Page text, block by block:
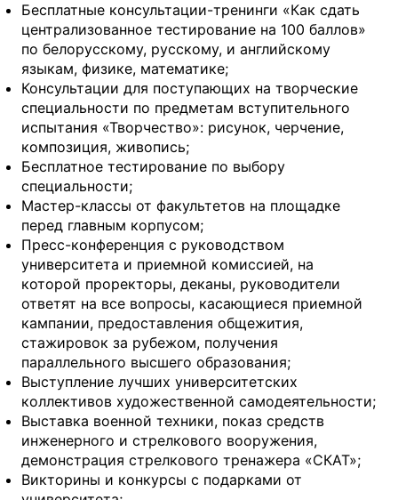
Бесплатные консультации-тренинги «Как сдать
централизованное тестирование на 100 баллов»
по белорусскому, русскому, и английскому
языкам, физике, математике;
Консультации для поступающих на творческие
специальности по предметам вступительного
испытания «Творчество»: рисунок, черчение,
композиция, живопись;
Бесплатное тестирование по выбору
специальности;
Мастер-классы от факультетов на площадке
перед главным корпусом;
Пресс-конференция с руководством
университета и приемной комиссией, на
которой проректоры, деканы, руководители
ответят на все вопросы, касающиеся приемной
кампании, предоставления общежития,
стажировок за рубежом, получения
параллельного высшего образования;
Выступление лучших университетских
коллективов художественной самодеятельности;
Выставка военной техники, показ средств
инженерного и стрелкового вооружения,
демонстрация стрелкового тренажера «СКАТ»;
Викторины и конкурсы с подарками от